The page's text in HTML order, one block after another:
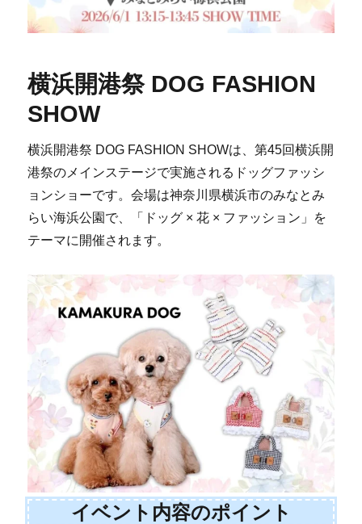
横浜開港祭 DOG FASHION
SHOW
横浜開港祭 DOG FASHION SHOWは、第45回横浜開
港祭のメインステージで実施されるドッグファッシ
ョンショーです。会場は神奈川県横浜市のみなとみ
らい海浜公園で、「ドッグ × 花 × ファッション」を
テーマに開催されます。
イベント内容のポイント